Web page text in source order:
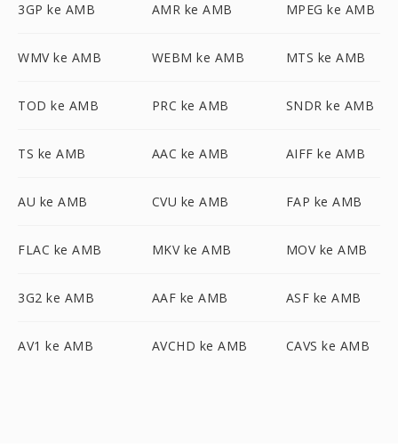
3GP ke AMB AMR ke AMB MPEG ke AMB
WMV ke AMB WEBM ke AMB MTS ke AMB
TOD ke AMB PRC ke AMB SNDR ke AMB
TS ke AMB AAC ke AMB AIFF ke AMB
AU ke AMB CVU ke AMB FAP ke AMB
FLAC ke AMB MKV ke AMB MOV ke AMB
3G2 ke AMB AAF ke AMB ASF ke AMB
AV1 ke AMB AVCHD ke AMB CAVS ke AMB